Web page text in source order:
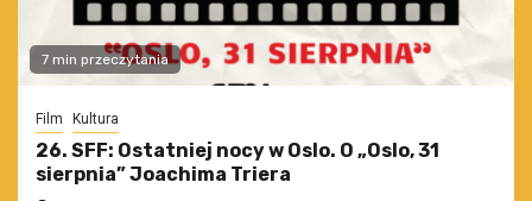
7 min przeczytania
Film Kultura
26. SFF: Ostatniej nocy w Oslo. O „Oslo, 31
sierpnia” Joachima Triera